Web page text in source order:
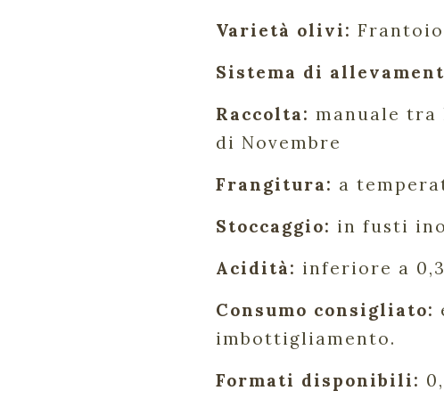
Varietà olivi:
Sistema di
Raccolta: manuale
di Novembre
Frangitura: a
Stoccaggio: in fusti
Acidità: inferiore a
Consumo consigliato:
imbottigliamento.
Formati disponibili: